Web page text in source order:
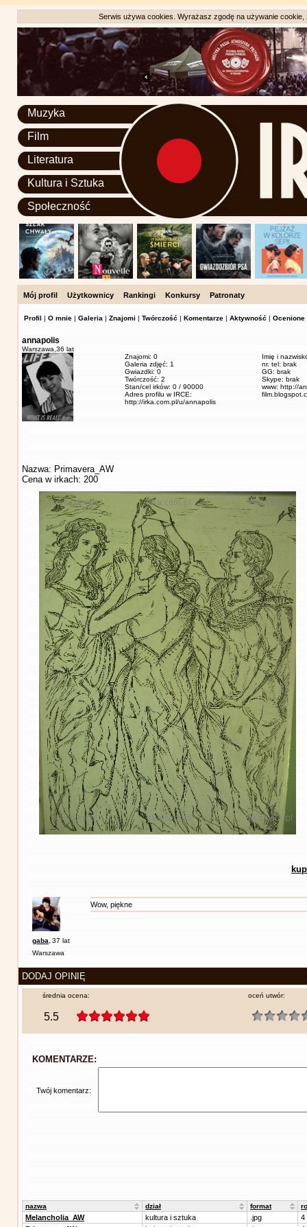
Serwis używa cookies. Wyrażasz zgodę na używanie
Muzyka
Film
Literatura
Kultura i Sztuka
Społeczność
Mój profil Użytkownicy Rankingi Konkursy Patronaty
Profil | O mnie | Galeria | Znajomi | Twórczość | Komentarze | Aktywność | Ocenione
annapolis
Warszawa, 36 lat
Znajomi: 0
Galeria zdjęć: 1
Gwiazdki: 0
Twórczość: 2
Stan/cel irków: 0 / 90000
Adres profilu w IRCE:
http://irka.com.pl/u/annapolis
Imię i
nr. tel: brak
GG: brak
Skype: brak
www: http://
Nazwa: Primavera_AW
Cena w irkach: 200
gaba 37 lat
Warszawa
Wow, piękne
DODAJ OPINIĘ
średnia ocena:
5.5
oceń utwór:
KOMENTARZE:
Twój komentarz:
nazwa dział format
Melancholia_AW kultura i sztuka .jpg
4